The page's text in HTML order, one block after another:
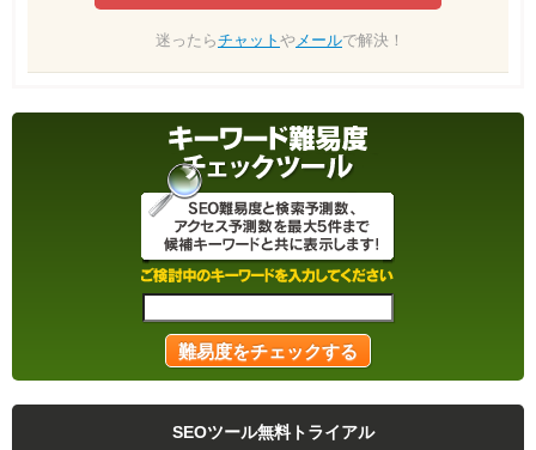
迷ったらチャット やメールで解決！
SEOツール無料トライアル